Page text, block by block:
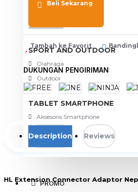
Fashion
View More
SPORT AND OUTDOOR
Olahraga
Outdoor
TABLET SMARTPHONE
Aksesoris Smartphone
PROMO
Beli Sekarang
Tambah ke Favorit
DUKUNGAN PENGIRIMAN
Description Reviews
HL Extension Connector Adaptor